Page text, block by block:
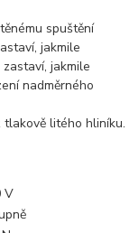
spuštění
jakmile
jakmile
nadměrného
litého hliníku.
V